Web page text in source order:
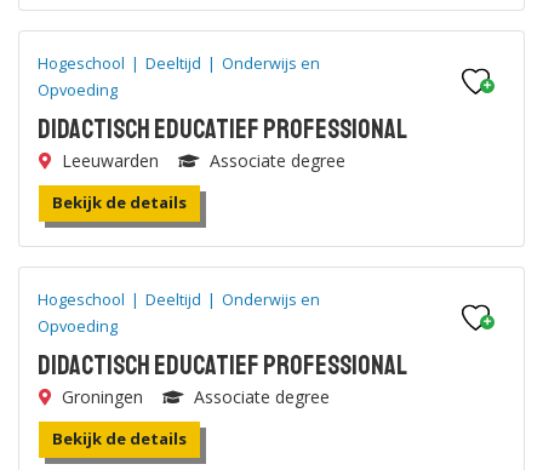
Hogeschool | Deeltijd | Onderwijs en
Opvoeding
Didactisch Educatief Professional
Leeuwarden Associate degree
Bekijk de details
Hogeschool | Deeltijd | Onderwijs en
Opvoeding
Didactisch Educatief Professional
Groningen Associate degree
Bekijk de details